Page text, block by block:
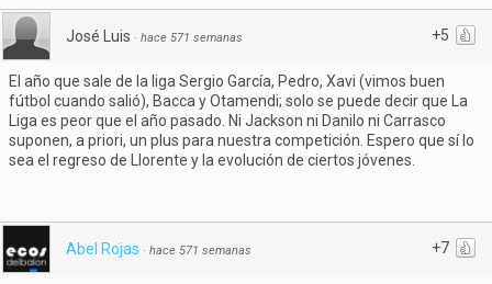
+5
José Luis · hace 571 semanas
El año que sale de la liga Sergio García, Pedro, Xavi (vimos buen
fútbol cuando salió), Bacca y Otamendi; solo se puede decir que La
Liga es peor que el año pasado. Ni Jackson ni Danilo ni Carrasco
suponen, a priori, un plus para nuestra competición. Espero que sí lo
sea el regreso de Llorente y la evolución de ciertos jóvenes.
+7
Abel Rojas · hace 571 semanas